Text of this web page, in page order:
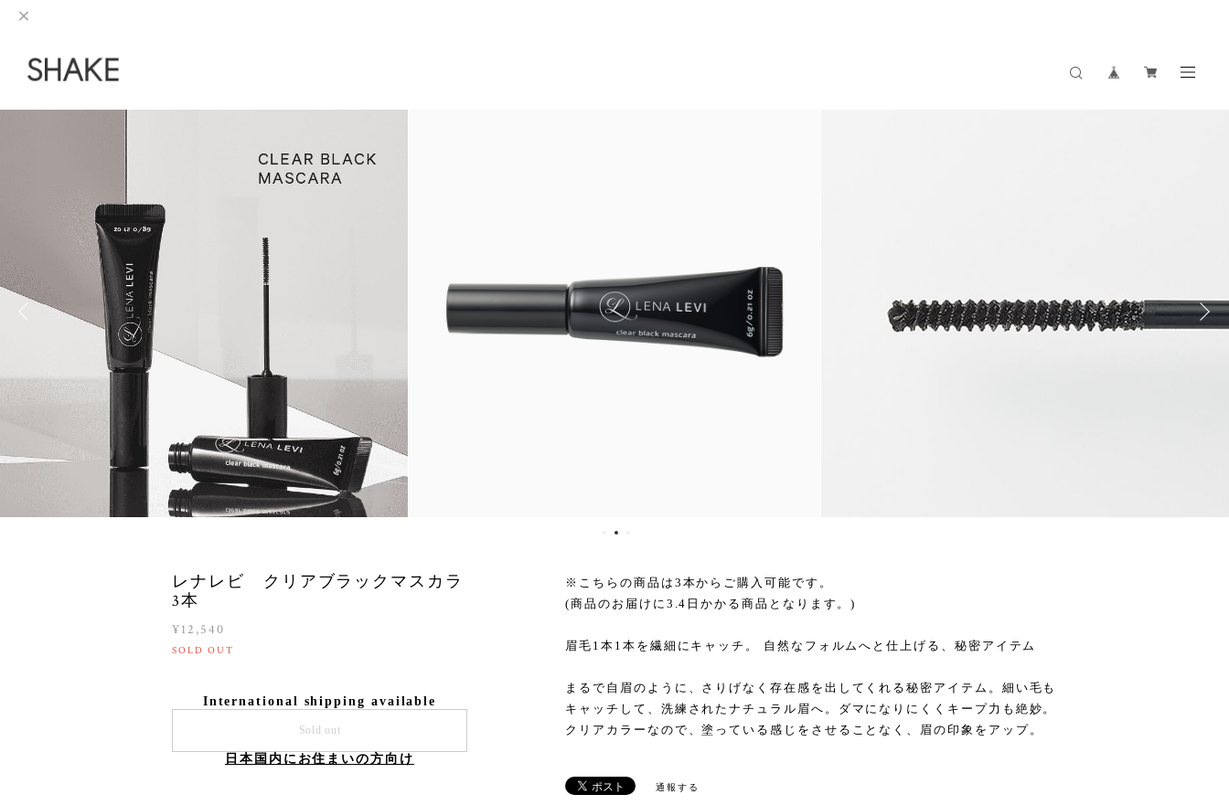
レナレビ クリアブラックマスカラ
3本
¥12,540
SOLD OUT
International shipping available
Sold out
日本国内にお住まいの方向け
※こちらの商品は3本からご購入可能です。
(商品のお届けに3.4日かかる商品となります。)
眉毛1本1本を繊細にキャッチ。 自然なフォルムへと仕上げる、秘密アイテム
まるで自眉のように、さりげなく存在感を出してくれる秘密アイテム。細い毛も
キャッチして、洗練されたナチュラル眉へ。ダマになりにくくキープ力も絶妙。
クリアカラーなので、塗っている感じをさせることなく、眉の印象をアップ。
通報する